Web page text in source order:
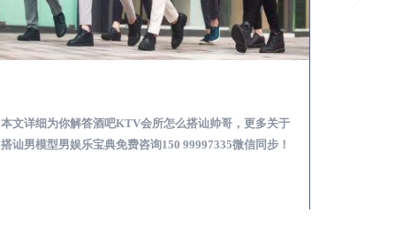
本文详细为你解答酒吧KTV会所怎么搭讪帅哥，更多关于
搭讪男模型男娱乐宝典免费咨询150 99997335微信同步！